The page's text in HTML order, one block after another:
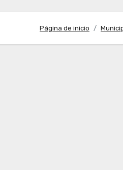
Página de inicio